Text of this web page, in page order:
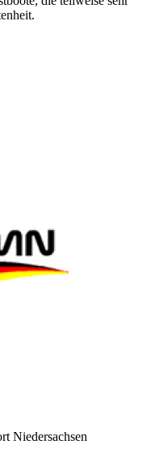
Niedersachsen